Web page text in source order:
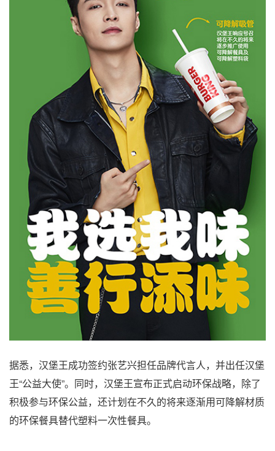
据悉，汉堡王成功签约张艺兴担任品牌代言人，并出任汉堡
王“公益大使”。同时，汉堡王宣布正式启动环保战略，除了
积极参与环保公益，还计划在不久的将来逐渐用可降解材质
的环保餐具替代塑料一次性餐具。